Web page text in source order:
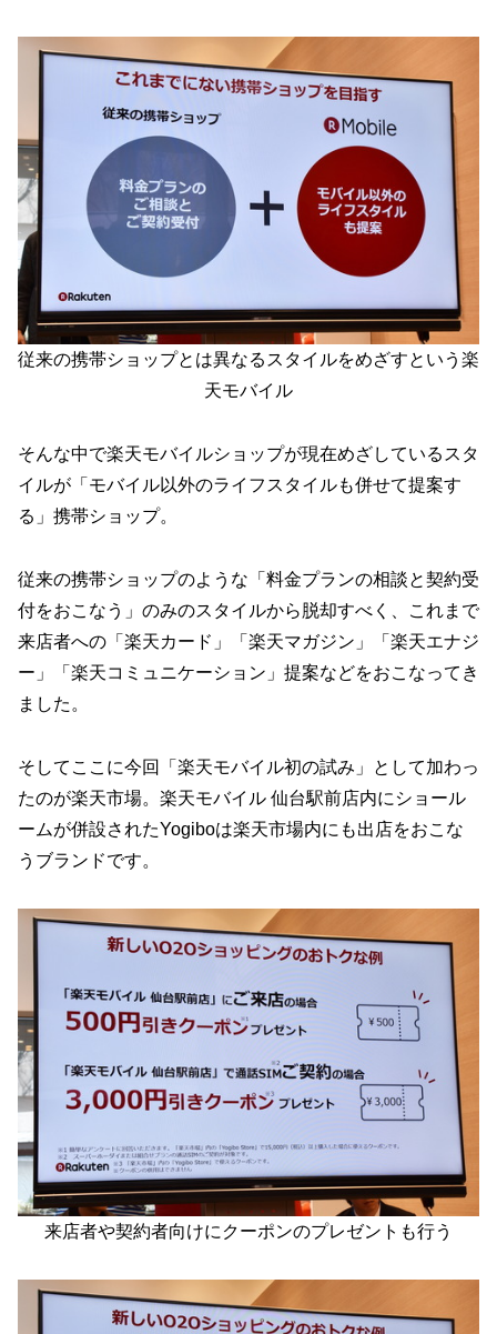
従来の携帯ショップとは異なるスタイルをめざすという楽
天モバイル
そんな中で楽天モバイルショップが現在めざしているスタ
イルが「モバイル以外のライフスタイルも併せて提案す
る」携帯ショップ。
従来の携帯ショップのような「料金プランの相談と契約受
付をおこなう」のみのスタイルから脱却すべく、これまで
来店者への「楽天カード」「楽天マガジン」「楽天エナジ
ー」「楽天コミュニケーション」提案などをおこなってき
ました。
そしてここに今回「楽天モバイル初の試み」として加わっ
たのが楽天市場。楽天モバイル 仙台駅前店内にショール
ームが併設されたYogiboは楽天市場内にも出店をおこな
うブランドです。
来店者や契約者向けにクーポンのプレゼントも行う